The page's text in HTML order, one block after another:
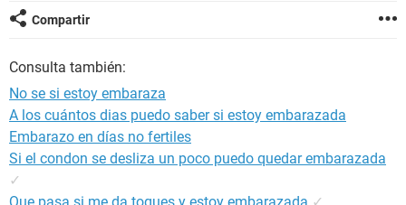
Compartir
Consulta también:
No se si estoy embaraza
A los cuántos dias puedo saber si estoy embarazada
Embarazo en días no fertiles
Si el condon se desliza un poco puedo quedar embarazada
✓